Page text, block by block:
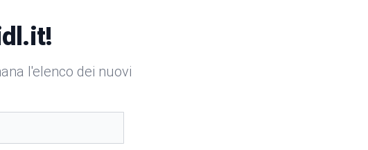
l'elenco dei nuovi